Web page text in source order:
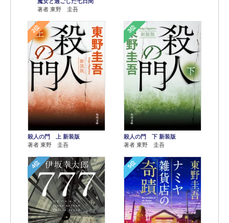
魔女と過ごした七日間
著者 東野 圭吾
2位
殺人の門 上 新装版
著者 東野 圭吾
3位
殺人の門 下 新装版
著者 東野 圭吾
4位 5位